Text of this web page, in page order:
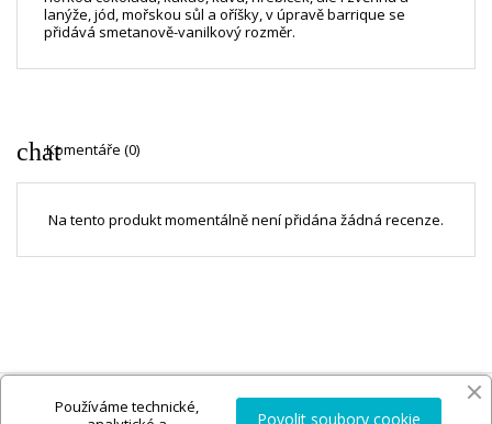
lanýže, jód, mořskou sůl a oříšky, v úpravě barrique se
přidává smetanově-vanilkový rozměr.
chatKomentáře (0)
Na tento produkt momentálně není přidána žádná recenze.
Používáme technické,
Povolit soubory cookie